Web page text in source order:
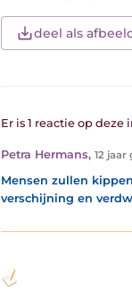
deel als
Er is 1 reactie op deze
Petra Hermans, 12 jaar
Mensen zullen
verschijning en